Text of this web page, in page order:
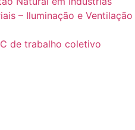
– Iluminação e Ventilação
de trabalho coletivo